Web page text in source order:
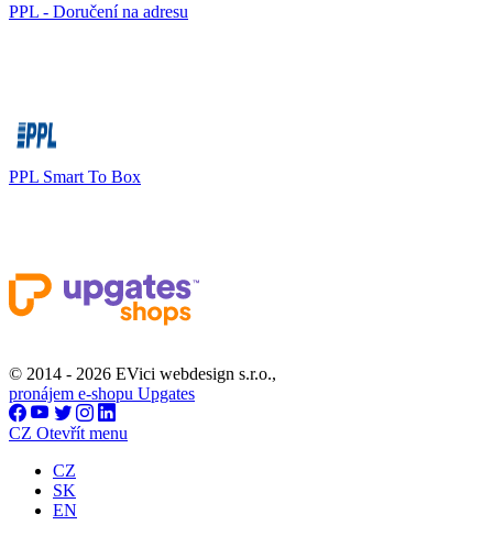
PPL - Doručení na adresu
PPL Smart To Box
© 2014 - 2026 EVici webdesign s.r.o.,
pronájem e-shopu Upgates
CZ Otevřít menu
CZ
SK
EN